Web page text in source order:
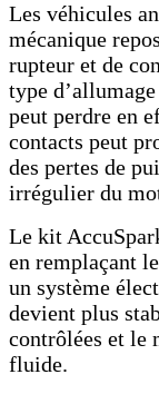
Les véhicules
mécanique
rupteur et de
type
peut perdre en
contacts peut
des pertes de
irrégulier du
Le kit
en remplaçant
un système
devient plus
contrôlées et le
fluide.